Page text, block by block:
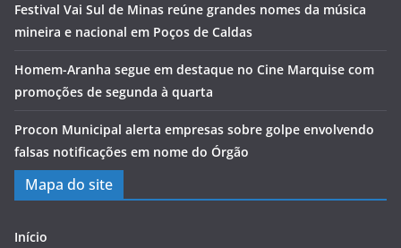
Festival Vai Sul de Minas reúne grandes nomes da música
mineira e nacional em Poços de Caldas
Homem-Aranha segue em destaque no Cine Marquise com
promoções de segunda à quarta
Procon Municipal alerta empresas sobre golpe envolvendo
falsas notificações em nome do Órgão
Mapa do site
Início